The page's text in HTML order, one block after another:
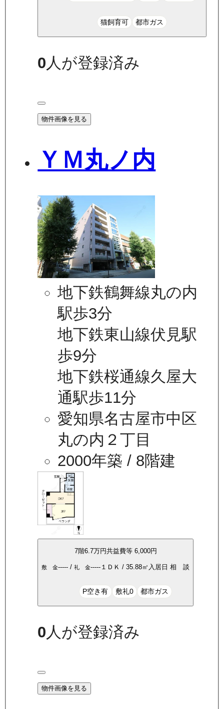
猫飼育可 都市ガス
0 人が登録済み
物件画像を見る
ＹＭ丸ノ内
地下鉄鶴舞線丸の内
駅歩3分
地下鉄東山線伏見駅
歩9分
地下鉄桜通線久屋大
通駅歩11分
愛知県名古屋市中区
丸の内２丁目
2000年築 / 8階建
7階6.7万円共益費等 6,000円
敷 金----- /礼 金----- １ＤＫ /35.88㎡ 入居日相 談
P空き有 敷礼0 都市ガス
0人が登録済み
物件画像を見る